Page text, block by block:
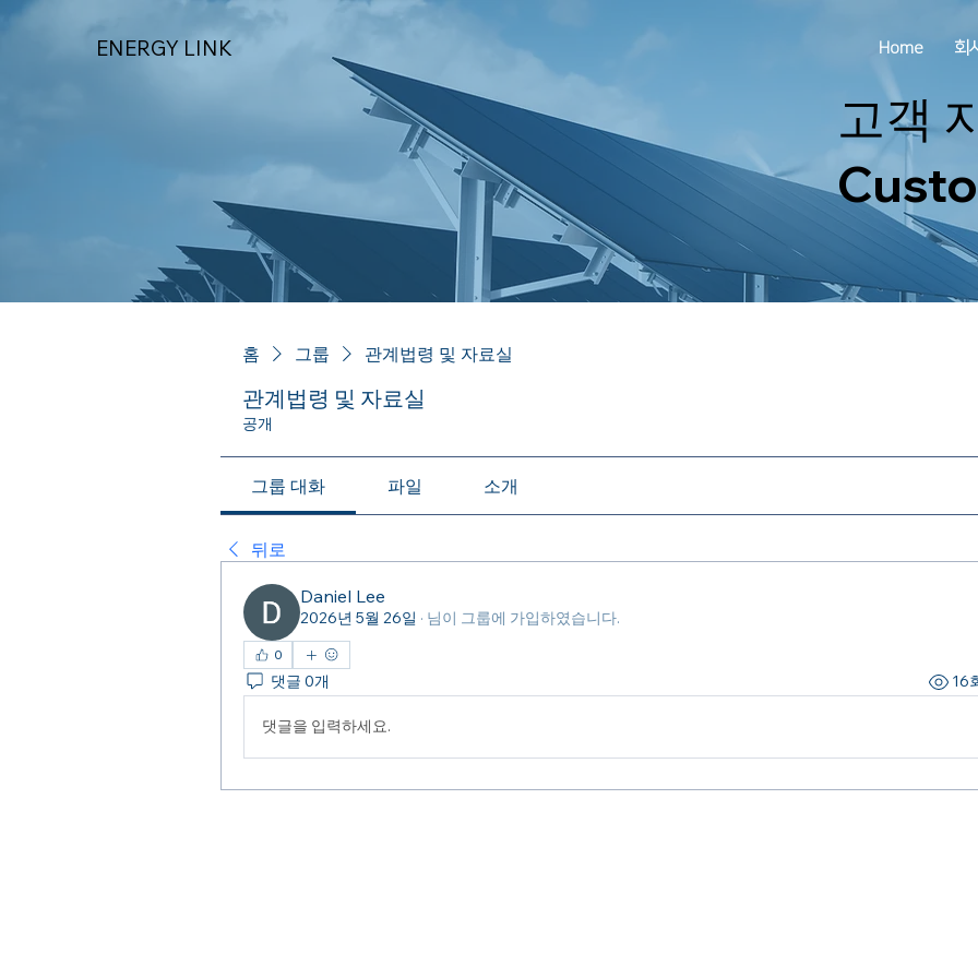
ENERGY LINK Home 회
고객
홈 그룹 관계법령 및 자료실
관계법령 및 자료실
공개
그룹 대화 파일 소개
뒤로
Daniel Lee
2026년 5월 26일 · 님이 그룹에 가입하였습니다.
0
댓글 0개 16
댓글을 입력하세요.